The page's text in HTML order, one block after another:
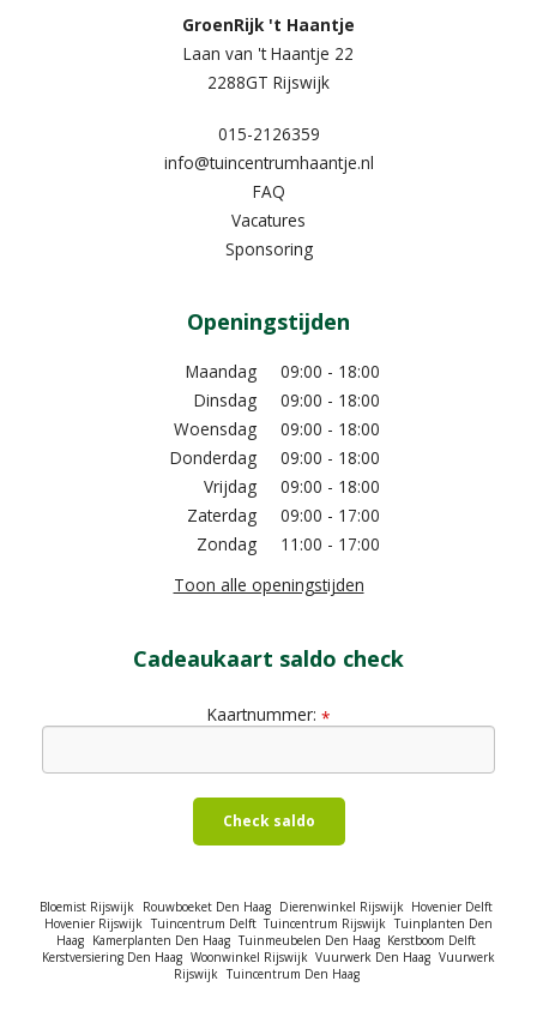
GroenRijk 't Haantje
Laan van 't Haantje 22
2288GT Rijswijk
015-2126359
info@tuincentrumhaantje.nl
FAQ
Vacatures
Sponsoring
Openingstijden
Maandag
09:00 - 18:00
Dinsdag
09:00 - 18:00
Woensdag
09:00 - 18:00
Donderdag
09:00 - 18:00
Vrijdag
09:00 - 18:00
Zaterdag
09:00 - 17:00
Zondag
11:00 - 17:00
Toon alle openingstijden
Cadeaukaart saldo check
Kaartnummer: *
Check saldo
Bloemist Rijswijk Rouwboeket Den Haag Dierenwinkel Rijswijk Hovenier Delft
Hovenier Rijswijk Tuincentrum Delft Tuincentrum Rijswijk Tuinplanten Den
Haag Kamerplanten Den Haag Tuinmeubelen Den Haag Kerstboom Delft
Kerstversiering Den Haag Woonwinkel Rijswijk Vuurwerk Den Haag Vuurwerk
Rijswijk Tuincentrum Den Haag